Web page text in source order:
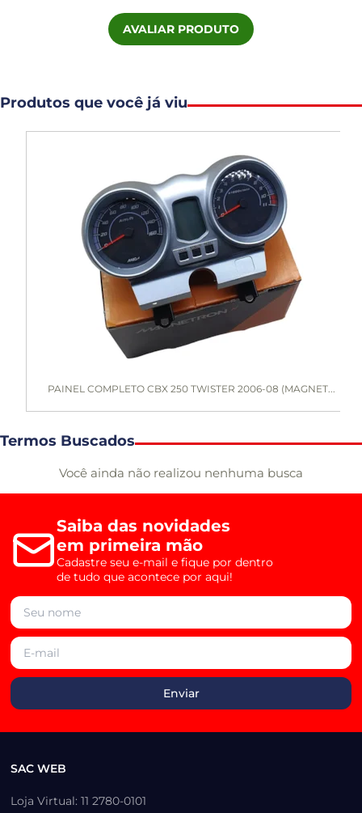
AVALIAR PRODUTO
Produtos que você já viu
PAINEL COMPLETO CBX 250 TWISTER 2006-08 (MAGNET...
Termos Buscados
Você ainda não realizou nenhuma busca
Saiba das novidades
em primeira mão
Cadastre seu e-mail e fique por dentro
de tudo que acontece por aqui!
SAC WEB
Loja Virtual: 11 2780-0101